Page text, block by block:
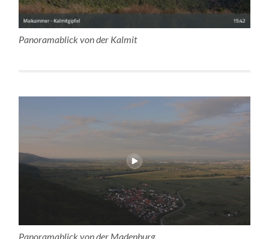
Panoramablick von der Kalmit
Panoramablick von der Madenburg